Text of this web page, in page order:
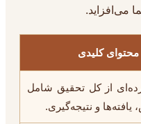
می‌افزاید.
محتوای کلیدی
از کل تحقیق شامل
و نتیجه‌گیری.